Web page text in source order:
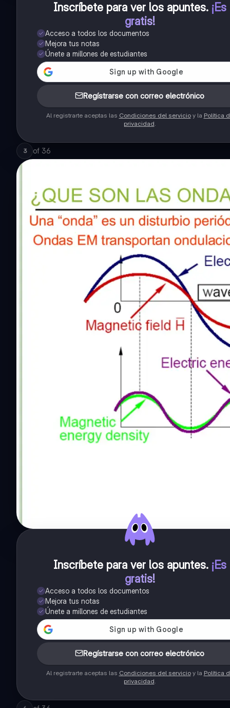
Inscríbete para ver los apuntes. ¡Es
gratis!
Acceso a todos los documentos
Mejora tus notas
Únete a millones de estudiantes
Regístrarse con correo electrónico
Al registrarte aceptas las Condiciones del servicioy la Política
privacidad.
3 of 36
Inscríbete para ver los apuntes. ¡Es
gratis!
Acceso a todos los documentos
Mejora tus notas
Únete a millones de estudiantes
Regístrarse con correo electrónico
Al registrarte aceptas las Condiciones del servicioy la Política
privacidad.